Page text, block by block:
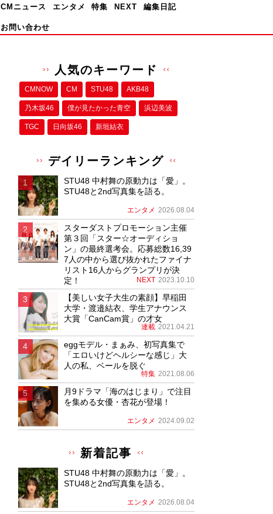
CMニュース エンタメ 特集 NEXT 編集日記
お問い合わせ
人気のキーワード
CMNOW CM STU48 AKB48
乃木坂46 僕が⾒たかった⻘空 浜辺美波
TGC 日向坂46 新垣結衣
デイリーランキング
STU48 中村舞の原動力は「愛」。
STU48と2nd写真集を語る。
エンタメ 2026.08.04
スターダストプロモーション主催
第３回「スター☆オーディショ
ン」の最終選考会。応募総数16,39
7人の中から選び抜かれたファイナ
リスト16人からグランプリが決
定！
NEXT 2023.10.10
【美しい女子大生の素顔】早稲田
大学・渡邉結衣、学生アナウンス
大賞「CanCam賞」の才女
連載 2021.04.21
eggモデル・まぁみ、初写真集で
「エロいけどヘルシーな感じ」大
人の私、ベールを脱ぐ
特集 2021.08.06
月9ドラマ「海のはじまり」で注目
を集める女優・杏花が登場！
エンタメ 2024.09.02
新着記事
STU48 中村舞の原動力は「愛」。
STU48と2nd写真集を語る。
エンタメ 2026.08.04